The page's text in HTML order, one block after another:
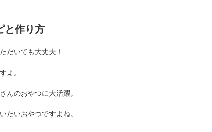
と作り方
だいても大丈夫！
よ。
んのおやつに大活躍。
たいおやつですよね。